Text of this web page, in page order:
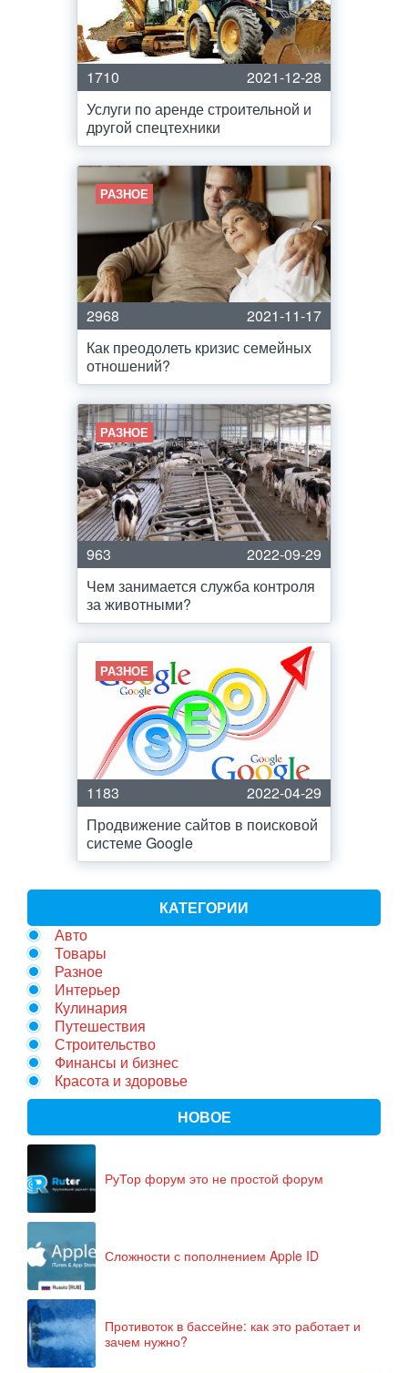
1710
2021-12-28
Услуги по аренде строительной и
другой спецтехники
РАЗНОЕ
2968
2021-11-17
Как преодолеть кризис семейных
отношений?
РАЗНОЕ
963
2022-09-29
Чем занимается служба контроля
за животными?
РАЗНОЕ
1183
2022-04-29
Продвижение сайтов в поисковой
системе Google
КАТЕГОРИИ
Авто
Товары
Разное
Интерьер
Кулинария
Путешествия
Строительство
Финансы и бизнес
Красота и здоровье
НОВОЕ
РуТор форум это не простой форум
Сложности с пополнением Apple ID
Противоток в бассейне: как это работает и
зачем нужно?